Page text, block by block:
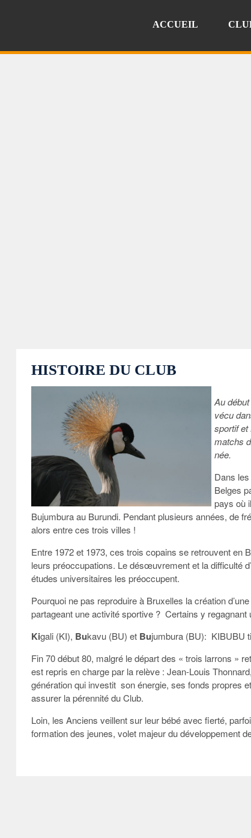
ACCUEIL
HISTOIRE DU CLUB
Au
vécu
sportif et
matchs
née.
Dans
Belges
pays où
Bujumbura au Burundi. Pendant plusieurs années, de
alors entre ces trois villes !
Entre 1972 et 1973, ces trois copains se retrouvent en
leurs préoccupations. Le désœuvrement et la difficulté
études universitaires les préoccupent.
Pourquoi ne pas reproduire à Bruxelles la création
partageant une activité sportive ? Certains y regagnant
Kigali (KI), Bukavu (BU) et Bujumbura (BU): KIBUBU
Fin 70 début 80, malgré le départ des « trois larrons »
est repris en charge par la relève : Jean-Louis
génération qui investit son énergie, ses fonds propres
assurer la pérennité du Club.
Loin, les Anciens veillent sur leur bébé avec fierté,
formation des jeunes, volet majeur du développement